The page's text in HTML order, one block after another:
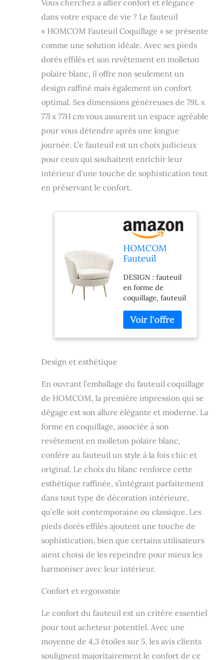
Vous cherchez à allier confort et élégance
dans votre espace de vie ? Le fauteuil
« HOMCOM Fauteuil Coquillage » se présente
comme une solution idéale. Avec ses pieds
dorés effilés et son revêtement en molleton
polaire blanc, il offre non seulement un
design raffiné mais également un confort
optimal. Ses dimensions généreuses de 79L x
77l x 77H cm vous assurent un espace agréable
pour vous détendre après une longue
journée. Ce fauteuil est un choix judicieux
pour ceux qui souhaitent enrichir leur
intérieur d’une touche de sophistication tout
en préservant le confort.
HOMCOM
Fauteuil
Fauteuil Design
dim. 79L x 77l x
77H cm Pieds
dorés effilés
Molleton
Polaire Blanc
DESIGN : fauteuil
en forme de
coquillage, fauteuil
chic idéal pour
ajouter une touche
supplémentaire
COMPACT :
avec lignes
arrondies type
coquillage avec
accoudoirs et
dossier courbés
pour une parfaite
intégration dans
l'espace intérieur
de votre choix :
salon, bureau,
chambre, etc...
GRAND CONFORT
D'UTILISATION :
polyester effet
molleton polaire
grande douceur
ou fraicheur ;
garnissage mousse
haute densité,
épaisseur de 10 cm
Design et esthétique
En ouvrant l’emballage du fauteuil coquillage
de HOMCOM, la première impression qui se
dégage est son allure élégante et moderne. La
forme en coquillage, associée à son
revêtement en molleton polaire blanc,
confère au fauteuil un style à la fois chic et
original. Le choix du blanc renforce cette
esthétique raffinée, s’intégrant parfaitement
dans tout type de décoration intérieure,
qu’elle soit contemporaine ou classique. Les
pieds dorés effilés ajoutent une touche de
sophistication, bien que certains utilisateurs
aient choisi de les repeindre pour mieux les
harmoniser avec leur intérieur.
Confort et ergonomie
Le confort du fauteuil est un critère essentiel
pour tout acheteur potentiel. Avec une
moyenne de 4,3 étoiles sur 5, les avis clients
soulignent majoritairement le confort de ce